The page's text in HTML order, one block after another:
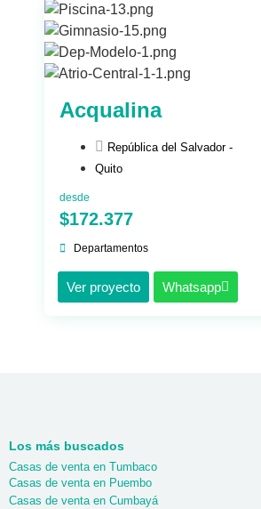
Acqualina
República del Salvador -
Quito
desde
$172.377
Departamentos
Ver proyecto Whatsapp
Los más buscados
Casas de venta en Tumbaco
Casas de venta en Puembo
Casas de venta en Cumbayá